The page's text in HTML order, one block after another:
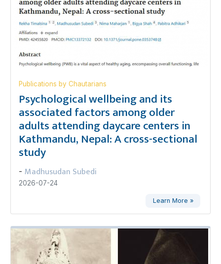
Publications by Chautarians
Psychological wellbeing and its
associated factors among older
adults attending daycare centers in
Kathmandu, Nepal: A cross-sectional
study
- Madhusudan Subedi
2026-07-24
Learn More »